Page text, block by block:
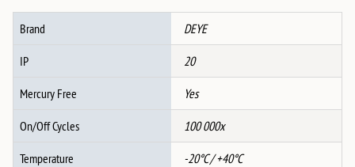
51.2V
100AH
количина
Brand DEYE
IP 20
Mercury Free Yes
On/Off Cycles 100 000x
Temperature -20°C / +40°C